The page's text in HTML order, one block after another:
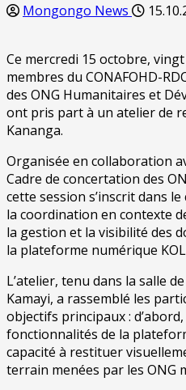
Mongongo News
Ce mercredi 15 octobre,
membres du CONAFOHD-
des ONG Humanitaires et
ont pris part à un atelier de
Kananga.
Organisée en collaboration
Cadre de concertation des
cette session s’inscrit dans
la coordination en contexte
la gestion et la visibilité des
la plateforme numérique
L’atelier, tenu dans la salle
Kamayi, a rassemblé les
objectifs principaux :
fonctionnalités de la
capacité à restituer
terrain menées par les ONG